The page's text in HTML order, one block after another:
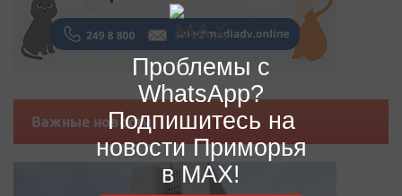
Важные новости
Проблемы с
WhatsApp?
Подпишитесь на
новости Приморья
в MAX!